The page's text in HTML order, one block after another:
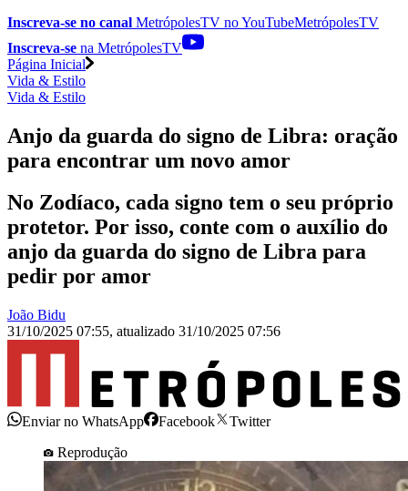
Inscreva-se no canal MetrópolesTV noYouTubeMetrópolesTV
Inscreva-se na MetrópolesTV
Página Inicial
Vida & Estilo
Vida & Estilo
Anjo da guarda do signo de Libra: oração
para encontrar um novo amor
No Zodíaco, cada signo tem o seu próprio
protetor. Por isso, conte com o auxílio do
anjo da guarda do signo de Libra para
pedir por amor
João Bidu
31/10/2025 07:55, atualizado 31/10/2025 07:56
Enviar no WhatsApp Facebook
Twitter
Reprodução